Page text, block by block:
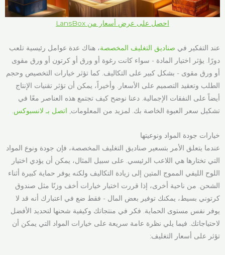
احصل على عرض أسعار من LansBox
عند التفكير في صناديق التغليف المخصصة، هناك عدة عوامل رئيسية تلعب
دورًا. يؤثر اختيار المادة - سواء كانت رغوة أو ورق أو كرتون أو ورق مقوى
أو ورق مقوى - بشكل كبير على التكاليف. كما تؤثر خيارات التخصيص وحجم
الطلب وتعقيد التصميم على الأسعار. وأخيراً، يمكن أن تؤثر تقنيات الإنتاج
أيضاً على النفقات الإجمالية. دعنا نوضح كيف تجتمع هذه العناصر معًا في
تشكيل سعر العبوة الخاصة بك. لمزيد من المعلومات, اتصل بـ لانسبوكس
خيارات جودة المواد ونوعيتها
عندما يتعلق الأمر بتسعير صناديق التغليف المخصصة، فإن جودة ونوع المواد
التي تختارها هي اللاعب الرئيسي. على سبيل المثال، يمكن أن يؤدي اختيار
اللوح الليفي المموج المتين إلى زيادة التكاليف ولكنه يوفر حماية كبيرة أثناء
الشحن. من ناحية أخرى، إذا قررت اختيار خيارات أخف وزنًا مثل صندوق
كرتوني بسيط، يمكنك توفير بعض المال - فقط ضع في اعتبارك أنه قد لا
يوفر نفس مستوى الحماية. فكر في منتجاتك وكيفية شحنها لتحديد الأفضل
لاحتياجاتك. فيما يلي نظرة عامة سريعة على خيارات المواد التي يمكن أن
تؤثر على أسعار التغليف: